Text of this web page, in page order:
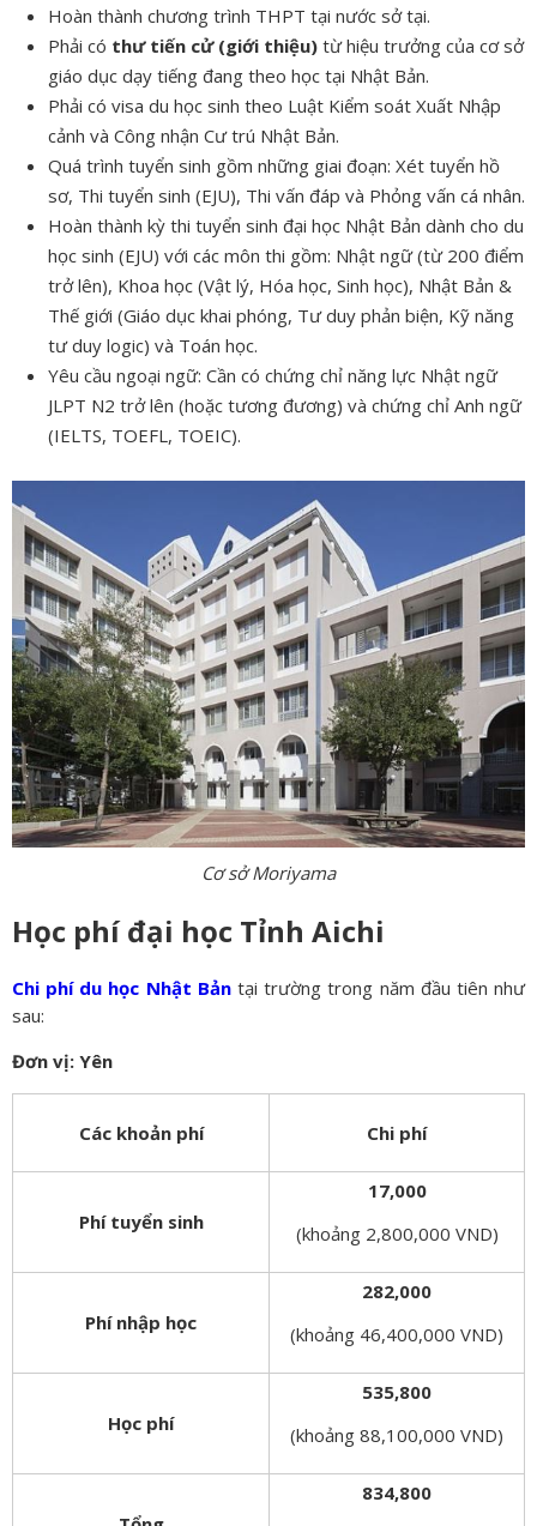
Hoàn thành chương trình THPT tại nước sở tại.
Phải có thư tiến cử (giới thiệu) từ hiệu trưởng của cơ sở
giáo dục dạy tiếng đang theo học tại Nhật Bản.
Phải có visa du học sinh theo Luật Kiểm soát Xuất Nhập
cảnh và Công nhận Cư trú Nhật Bản.
Quá trình tuyển sinh gồm những giai đoạn: Xét tuyển hồ
sơ, Thi tuyển sinh (EJU), Thi vấn đáp và Phỏng vấn cá nhân.
Hoàn thành kỳ thi tuyển sinh đại học Nhật Bản dành cho du
học sinh (EJU) với các môn thi gồm: Nhật ngữ (từ 200 điểm
trở lên), Khoa học (Vật lý, Hóa học, Sinh học), Nhật Bản &
Thế giới (Giáo dục khai phóng, Tư duy phản biện, Kỹ năng
tư duy logic) và Toán học.
Yêu cầu ngoại ngữ: Cần có chứng chỉ năng lực Nhật ngữ
JLPT N2 trở lên (hoặc tương đương) và chứng chỉ Anh ngữ
(IELTS, TOEFL, TOEIC).
Cơ sở Moriyama
Học phí đại học Tỉnh Aichi
Chi phí du học Nhật Bảntại trường trong năm đầu tiên như
sau:
Đơn vị: Yên
Các khoản phí Chi phí
Phí tuyển sinh
17,000
(khoảng 2,800,000 VND)
Phí nhập học
282,000
(khoảng 46,400,000 VND)
Học phí
535,800
(khoảng 88,100,000 VND)
834,800